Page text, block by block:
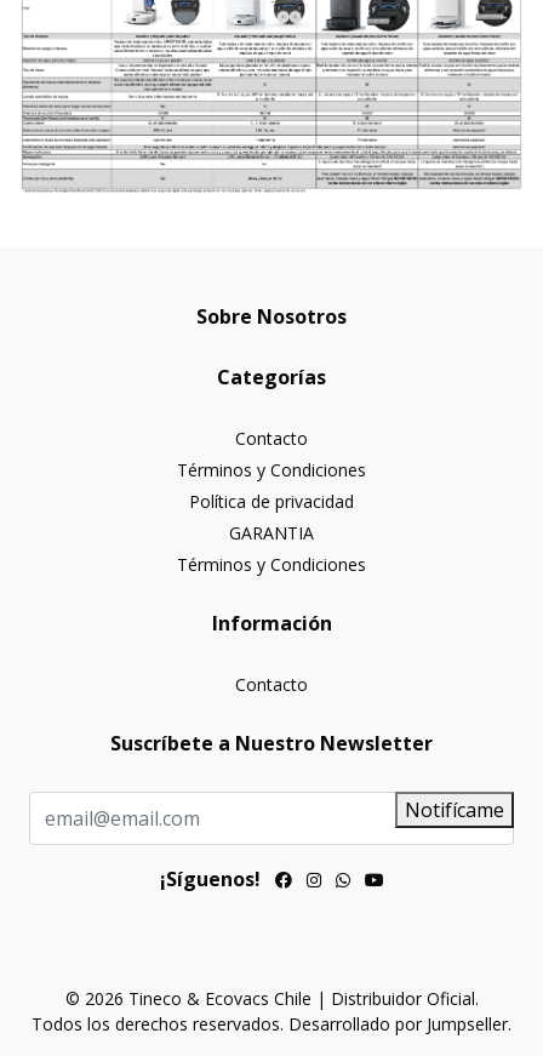
Sobre Nosotros
Categorías
Contacto
Términos y Condiciones
Política de privacidad
GARANTIA
Términos y Condiciones
Información
Contacto
Suscríbete a Nuestro Newsletter
Notifícame
¡Síguenos!
© 2026 Tineco & Ecovacs Chile | Distribuidor Oficial.
Todos los derechos reservados. Desarrollado por Jumpseller.